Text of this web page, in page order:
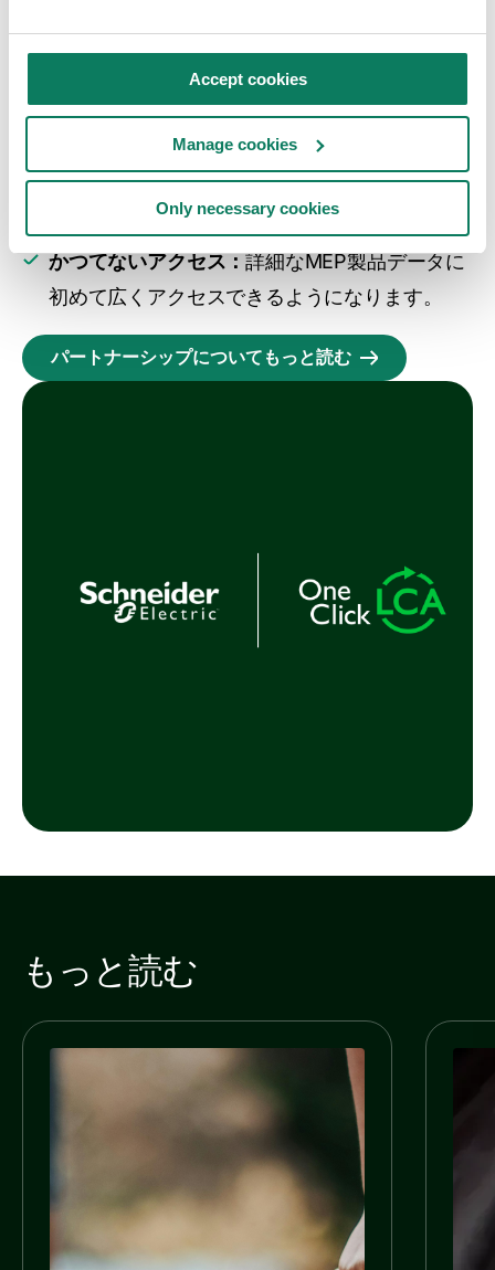
Accept cookies
Manage cookies
Only necessary cookies
パートナーシップ：
データギャップを埋めるAEC業界に必要なMEP
環境データを提供します。
精度の向上：ユーザーが建築物の環境影響をよ
り正確に計算できるようにします。
かつてないアクセス：詳細なMEP製品データに
初めて広くアクセスできるようになります。
パートナーシップについてもっと読む
もっと読む